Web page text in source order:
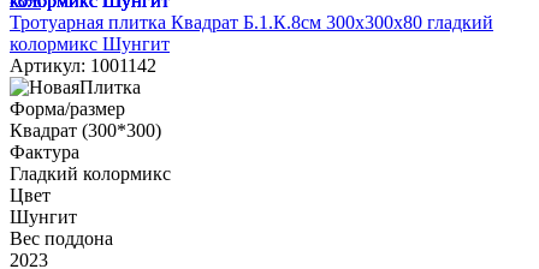
Тротуарная плитка Квадрат Б.1.К.8см 300х300х80 гладкий
колормикс Шунгит
Артикул: 1001142
Форма/размер
Квадрат (300*300)
Фактура
Гладкий колормикс
Цвет
Шунгит
Вес поддона
2023